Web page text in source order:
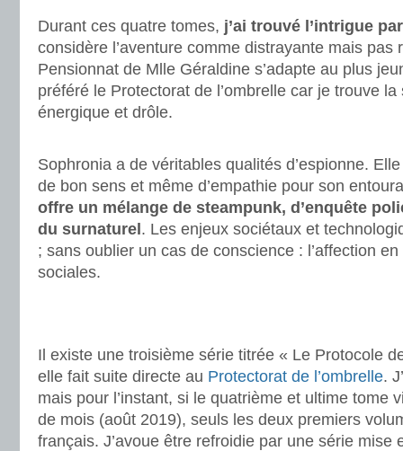
Durant ces quatre tomes, j’ai trouvé l’intrigue
considère l’aventure comme distrayante mais pas
Pensionnat de Mlle Géraldine s’adapte au plus
préféré le Protectorat de l’ombrelle car je trouve
énergique et drôle.
Sophronia a de véritables qualités d’espionne.
de bon sens et même d’empathie pour son
offre un mélange de steampunk, d’enquête
du surnaturel . Les enjeux sociétaux et
; sans oublier un cas de conscience : l’affection
sociales.
Il existe une troisième série titrée « Le Protocole
elle fait suite directe au Protectorat de l’ombrelle.
mais pour l’instant, si le quatrième et ultime tome
de mois (août 2019), seuls les deux premiers
français. J’avoue être refroidie par une série mise